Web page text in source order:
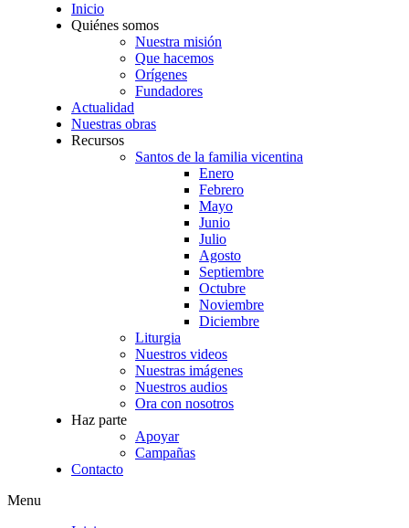
Inicio
Quiénes somos
Nuestra misión
Que hacemos
Orígenes
Fundadores
Actualidad
Nuestras obras
Recursos
Santos de la familia vicentina
Enero
Febrero
Mayo
Junio
Julio
Agosto
Septiembre
Octubre
Noviembre
Diciembre
Liturgia
Nuestros videos
Nuestras imágenes
Nuestros audios
Ora con nosotros
Haz parte
Apoyar
Campañas
Contacto
Menu